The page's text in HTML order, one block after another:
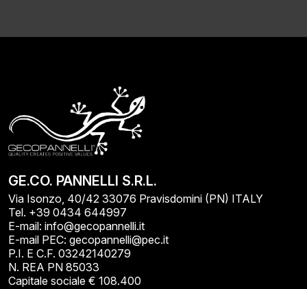
GE.CO. PANNELLI S.R.L.
Via Isonzo, 40/42 33076 Pravisdomini (PN) ITALY
Tel. +39 0434 644997
E-mail: info@gecopannelli.it
E-mail PEC: gecopannelli@pec.it
P.I. E C.F. 03242140279
N. REA PN 85033
Capitale sociale € 108.400